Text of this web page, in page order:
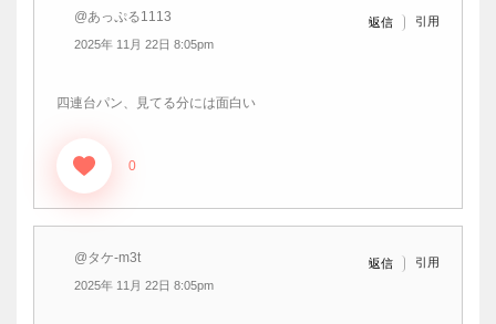
@あっぷる1113
2025年 11月 22日 8:05pm
返信 引用
四連台パン、見てる分には面白い
0
@タケ-m3t
2025年 11月 22日 8:05pm
返信 引用